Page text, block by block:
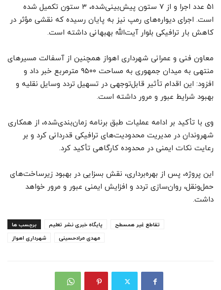
۵۱ عدد اجرا و از ۷ ستون پیش‌بینی‌شده، ۳ ستون تکمیل شده
است. اجرای دیواره‌های رمپ نیز به پایان رسیده که نقشی مؤثر در
کاهش بار ترافیکی بلوار آیت‌الله بهبهانی داشته است.
معاون فنی و عمرانی شهرداری اهواز همچنین از آسفالت مسیرهای
منتهی به میدان جمهوری به مساحت ۹۵۰۰ مترمربع خبر داد و
افزود: این اقدام تأثیر قابل‌توجهی در تسهیل تردد وسایل نقلیه و
بهبود شرایط عبور و مرور داشته است.
وی با تأکید بر ادامه عملیات طبق برنامه زمان‌بندی‌شده، از همکاری
شهروندان در مدیریت محدودیت‌های ترافیکی قدردانی کرد و بر
رعایت نکات ایمنی در محدوده کارگاهی تأکید کرد.
این پروژه، پس از بهره‌برداری، نقش بسزایی در بهبود زیرساخت‌های
حمل‌ونقل، روان‌سازی تردد و افزایش ایمنی عبور و مرور خواهد
داشت.
برچسب ها پایگاه خبری نشر تعلیم
تقاطع غیر همسطح
شهرداری اهواز
مهدی مرادحسینی